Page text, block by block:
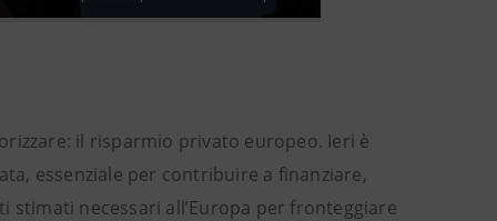
il risparmio privato europeo. Ieri è
essenziale per contribuire a finanziare,
necessari all’Europa per fronteggiare